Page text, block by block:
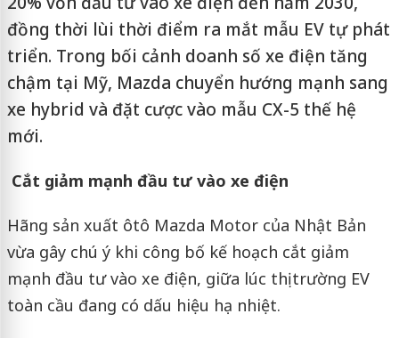
đồng thời lùi thời điểm ra mắt mẫu EV tự phát
triển. Trong bối cảnh doanh số xe điện tăng
chậm tại Mỹ, Mazda chuyển hướng mạnh sang
xe hybrid và đặt cược vào mẫu CX-5 thế hệ
mới.
Cắt giảm mạnh đầu tư vào xe điện
Hãng sản xuất ôtô Mazda Motor của Nhật Bản
vừa gây chú ý khi công bố kế hoạch cắt giảm
mạnh đầu tư vào xe điện, giữa lúc thị trường EV
toàn cầu đang có dấu hiệu hạ nhiệt.